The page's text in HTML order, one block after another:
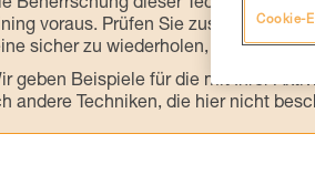
Beherrschung dieser Techniken
voraus. Prüfen Sie zusammen mit
sicher zu wiederholen, bevor Sie
geben Beispiele für die mit Ihrer
andere Techniken, die hier nicht
Cookie-